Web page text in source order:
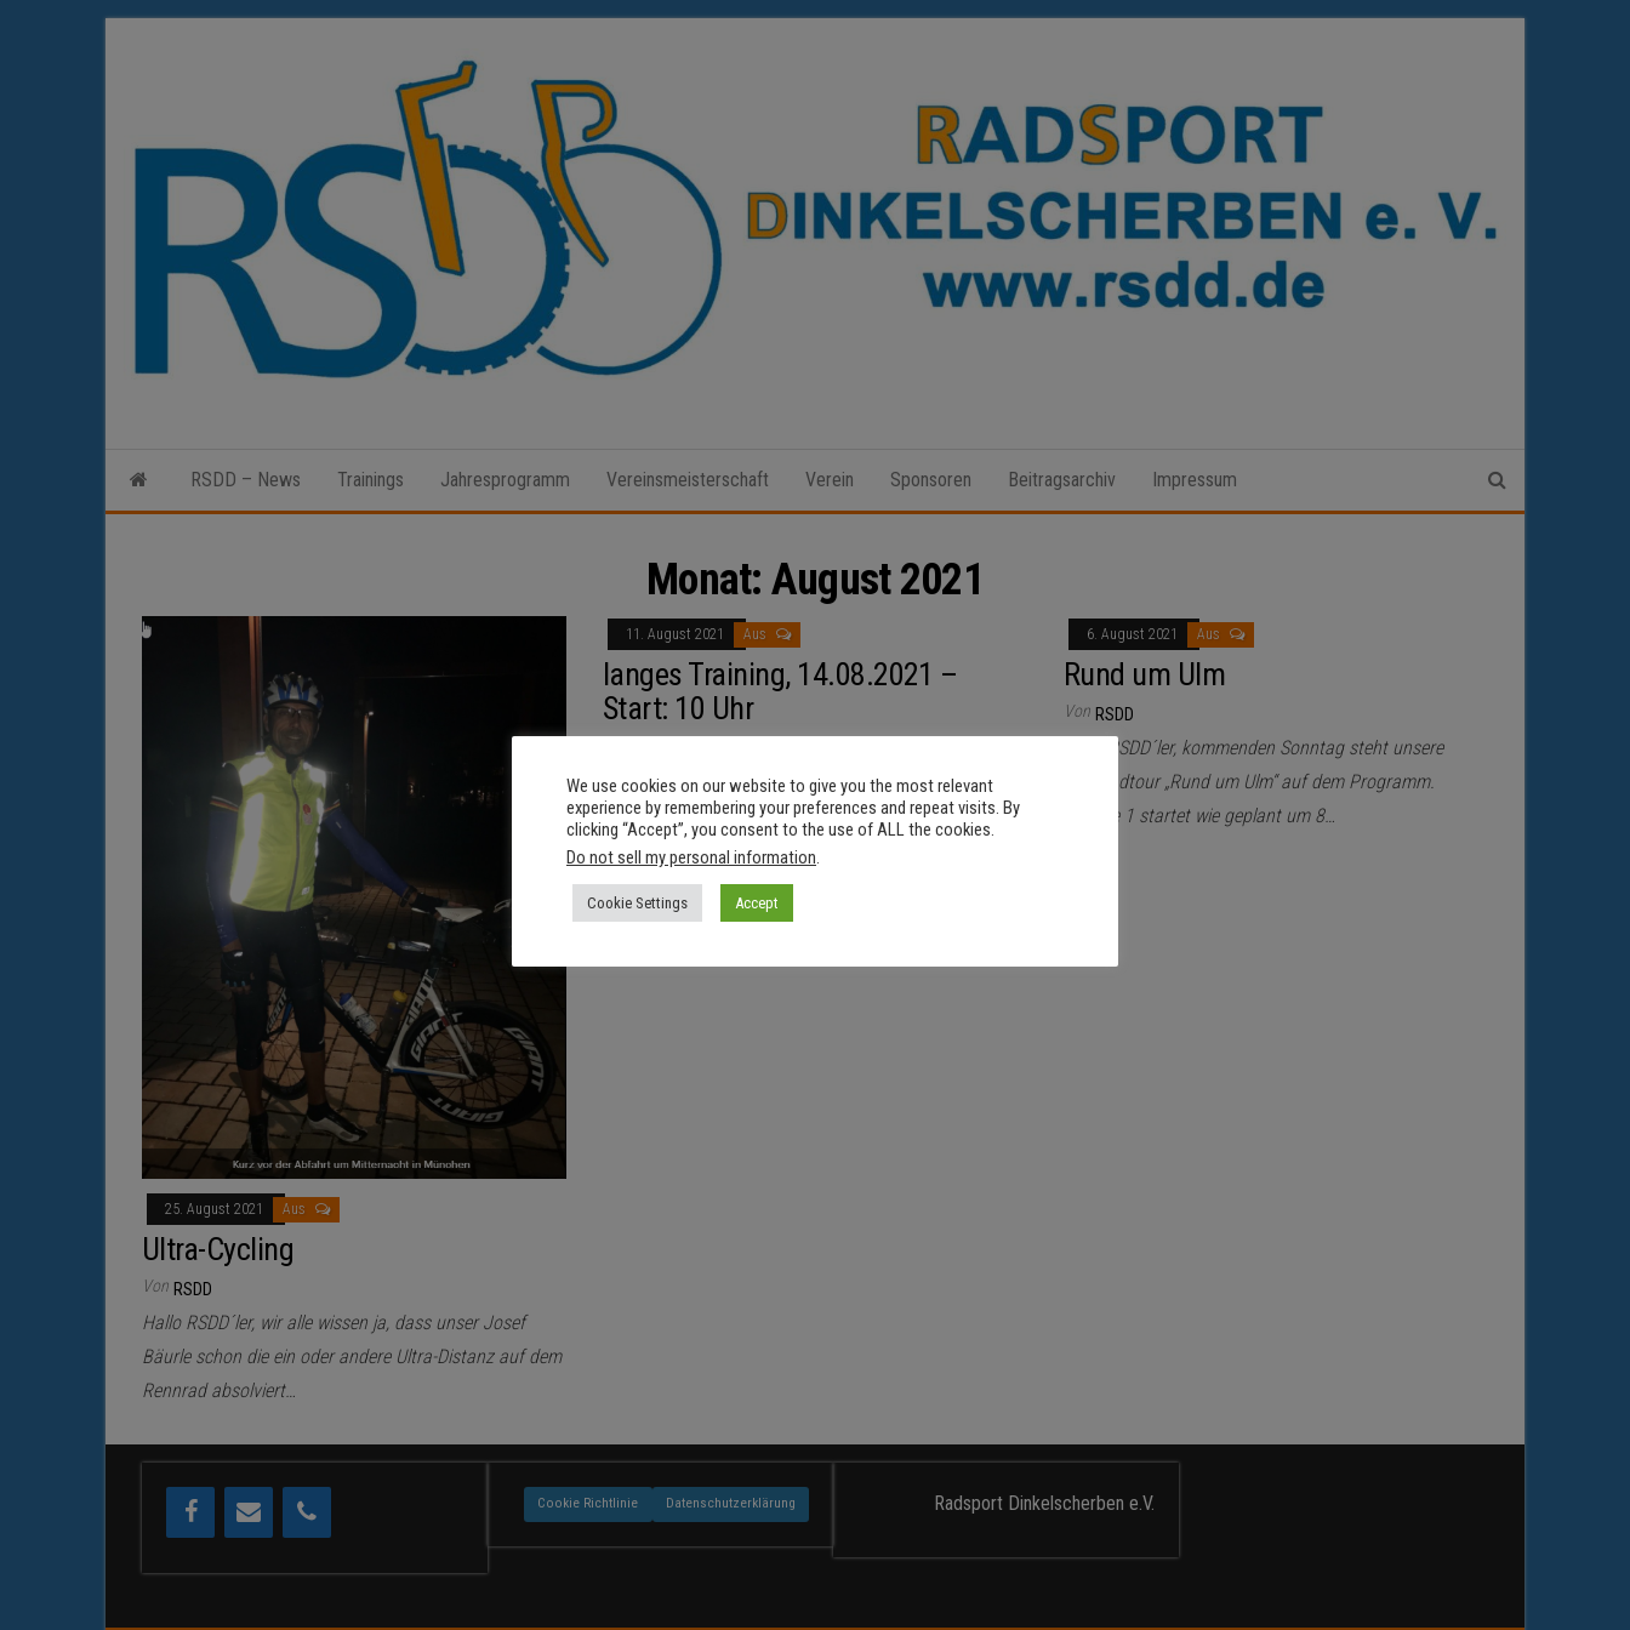
Dinkelscherben
e.V.
RSDD – News Trainings Jahresprogramm Vereinsmeisterschaft Verein Sponsoren Beitragsarchiv Impressum
Monat: August 2021
25. August 2021 Aus
Ultra-Cycling
Von RSDD
Hallo RSDD´ler, wir alle wissen ja, dass unser Josef
Bäurle schon die ein oder andere Ultra-Distanz auf dem
Rennrad absolviert…
11. August 2021 Aus
langes Training, 14.08.2021 –
Start: 10 Uhr
Hallo Vereinsmitglieder, kommenden Samstag ist wieder
„langes“ Rennradtraining.Wir starten wie gewohnt um
10:00 Uhr an der Schule in Dinkelscherben. Dieses Mal…
6. August 2021 Aus
Rund um Ulm
Von RSDD
Hallo RSDD´ler, kommenden Sonntag steht unsere
Rennradtour „Rund um Ulm“ auf dem Programm.
Gruppe 1 startet wie geplant um 8…
Cookie Richtlinie Datenschutzerklärung Radsport Dinkelscherben e.V.
We use cookies on our website to give you the most relevant
experience by remembering your preferences and repeat visits. By
clicking “Accept”, you consent to the use of ALL the cookies.
Do not sell my personal information.
Cookie Settings Accept